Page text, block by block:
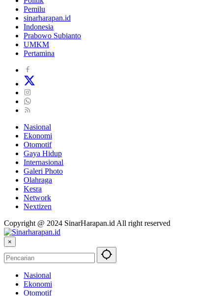
Pemilu
sinarharapan.id
Indonesia
Prabowo Subianto
UMKM
Pertamina
Nasional
Ekonomi
Otomotif
Gaya Hidup
Internasional
Galeri Photo
Olahraga
Kesra
Network
Nextizen
Copyright @ 2024 SinarHarapan.id All right reserved
×
Nasional
Ekonomi
Otomotif